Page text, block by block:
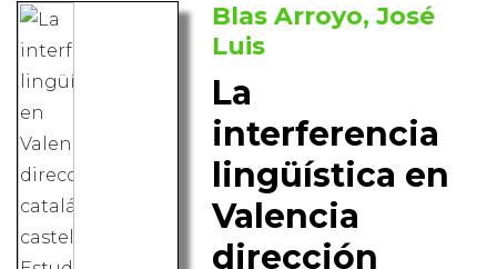
Blas Arroyo, José
Luis
La
interferencia
lingüística en
Valencia
dirección